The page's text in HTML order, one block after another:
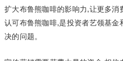
扩大布鲁熊咖啡的影响力,让更多消
认可布鲁熊咖啡,是投资者艺领基金
决的问题。